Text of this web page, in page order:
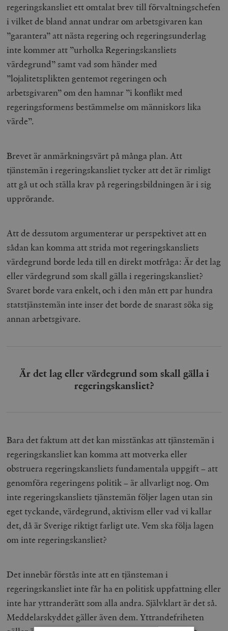
regeringskansliet ett omtalat brev till förvaltningschefen
i vilket de bland annat undrar om arbetsgivaren kan
”garantera” att nästa regering och regeringsunderlag
inte kommer att ”urholka Regeringskansliets
värdegrund” samt vad som händer med
”lojalitetsplikten gentemot regeringen och
arbetsgivaren” om den hamnar ”i konflikt med
regeringsformens bestämmelse om människors lika
värde”.
Brevet är anmärkningsvärt på många plan. Att
tjänstemän i regeringskansliet tycker att det är rimligt
att gå ut och ställa krav på regeringsbildningen är i sig
upprörande.
Att de dessutom argumenterar ur perspektivet att en
sådan kan komma att strida mot regeringskansliets
värdegrund borde leda till en direkt motfråga: Är det lag
eller värdegrund som skall gälla i regeringskansliet?
Svaret borde vara enkelt, och i den mån ett par hundra
statstjänstemän inte inser det borde de snarast söka sig
annan arbetsgivare.
Är det lag eller värdegrund som skall gälla i
regeringskansliet?
Bara det faktum att det kan misstänkas att tjänstemän i
regeringskansliet kan komma att motverka eller
obstruera regeringskansliets fundamentala uppgift – att
genomföra regeringens politik – är allvarligt nog. Om
inte regeringskansliets tjänstemän följer lagen utan sin
eget tyckande, värdegrund, aktivism eller vad vi kallar
det, då är Sverige riktigt farligt ute. Vem ska följa lagen
om inte regeringskansliet?
Det innebär förstås inte att en tjänsteman i
regeringskansliet inte får ha en politisk uppfattning eller
inte har yttranderätt som alla andra. Självklart är det så.
Meddelarskyddet gäller även dem. Yttrandefriheten